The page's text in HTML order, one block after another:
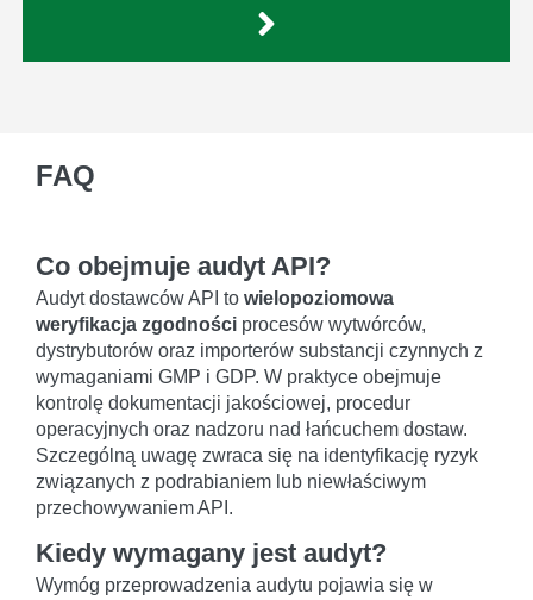
FAQ
Co obejmuje audyt API?
Audyt dostawców API to wielopoziomowa
weryfikacja zgodności procesów wytwórców,
dystrybutorów oraz importerów substancji czynnych z
wymaganiami GMP i GDP. W praktyce obejmuje
kontrolę dokumentacji jakościowej, procedur
operacyjnych oraz nadzoru nad łańcuchem dostaw.
Szczególną uwagę zwraca się na identyfikację ryzyk
związanych z podrabianiem lub niewłaściwym
przechowywaniem API.
Kiedy wymagany jest audyt?
Wymóg przeprowadzenia audytu pojawia się w